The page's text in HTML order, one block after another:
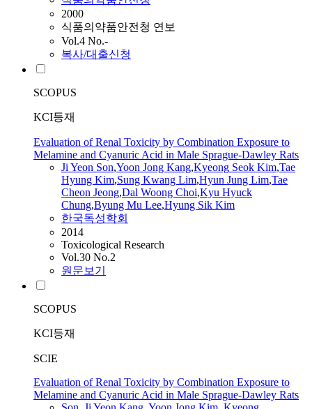
2000
식품의약품안전청 연보
Vol.4 No.-
복사/대출신청
SCOPUS
KCI등재
Evaluation of Renal Toxicity by Combination Exposure to
Melamine and Cyanuric Acid in Male Sprague-Dawley Rats
Ji Yeon Son,Yoon Jong Kang,Kyeong Seok Kim,Tae
Hyung Kim,Sung Kwang Lim,Hyun Jung Lim,Tae
Cheon Jeong,Dal Woong Choi,Kyu Hyuck
Chung,Byung Mu Lee,Hyung Sik Kim
한국독성학회
2014
Toxicological Research
Vol.30 No.2
원문보기
SCOPUS
KCI등재
SCIE
Evaluation of Renal Toxicity by Combination Exposure to
Melamine and Cyanuric Acid in Male Sprague-Dawley Rats